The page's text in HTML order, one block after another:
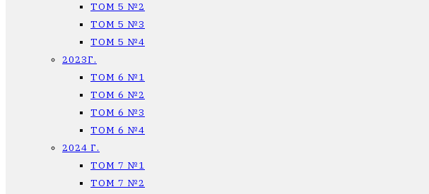
ТОМ 5 №2
ТОМ 5 №3
ТОМ 5 №4
2023Г.
ТОМ 6 №1
ТОМ 6 №2
ТОМ 6 №3
ТОМ 6 №4
2024 Г.
ТОМ 7 №1
ТОМ 7 №2